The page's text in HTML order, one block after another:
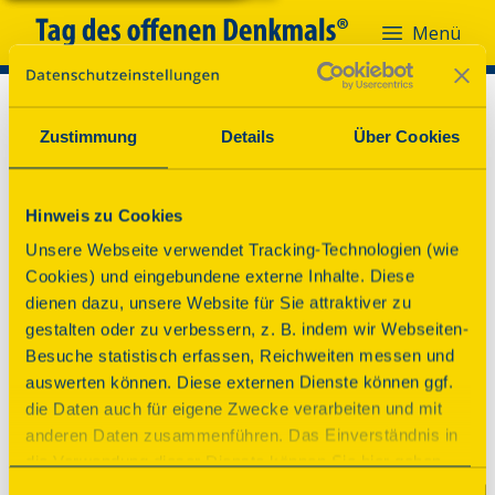
Zustimmung Details Über Cookies
Hinweis zu Cookies
Unsere Webseite verwendet Tracking-Technologien (wie
Cookies) und eingebundene externe Inhalte. Diese
dienen dazu, unsere Website für Sie attraktiver zu
gestalten oder zu verbessern, z. B. indem wir Webseiten-
Besuche statistisch erfassen, Reichweiten messen und
auswerten können. Diese externen Dienste können ggf.
die Daten auch für eigene Zwecke verarbeiten und mit
anderen Daten zusammenführen. Das Einverständnis in
die Verwendung dieser Dienste können Sie hier geben.
Menü